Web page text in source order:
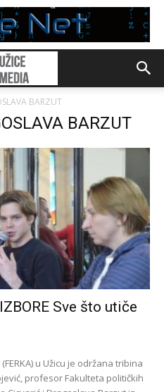
BARZUT
BARZUT
Sve što utiče
u Užicu je održana tribina
profesor Fakulteta političkih